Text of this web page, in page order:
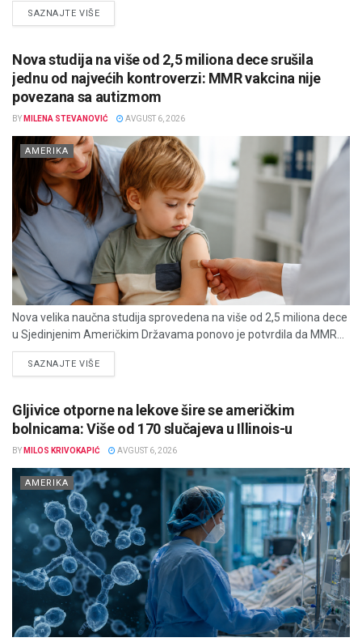
SAZNAJTE VIŠEDETAILS
Nova studija na više od 2,5 miliona dece srušila
jednu od najvećih kontroverzi: MMR vakcina nije
povezana sa autizmom
BY MILENA STEVANOVIĆ AVGUST 6, 2026
AMERIKA
Nova velika naučna studija sprovedena na više od 2,5 miliona dece
u Sjedinjenim Američkim Državama ponovo je potvrdila da MMR...
SAZNAJTE VIŠEDETAILS
Gljivice otporne na lekove šire se američkim
bolnicama: Više od 170 slučajeva u Illinois-u
BY MILOS KRIVOKAPIĆ AVGUST 6, 2026
AMERIKA